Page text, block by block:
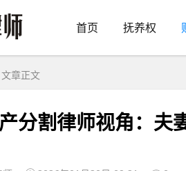
首页 抚养权
文章正文
分割律师视角：夫